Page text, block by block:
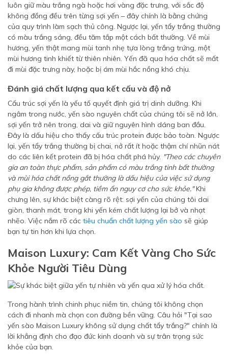
luôn giữ màu trắng ngà hoặc hơi vàng đặc trưng, với sắc độ
không đồng đều trên từng sợi yến – đây chính là bằng chứng
của quy trình làm sạch thủ công. Ngược lại, yến tẩy trắng thường
có màu trắng sáng, đều tăm tắp một cách bất thường. Về mùi
hương, yến thật mang mùi tanh nhẹ tựa lòng trắng trứng, một
mùi hương tinh khiết từ thiên nhiên. Yến đã qua hóa chất sẽ mất
đi mùi đặc trưng này, hoặc bị ám mùi hắc nồng khó chịu.
Đánh giá chất lượng qua kết cấu và độ nở
Cấu trúc sợi yến là yếu tố quyết định giá trị dinh dưỡng. Khi
ngâm trong nước, yến sào nguyên chất của chúng tôi sẽ nở lớn,
sợi yến trở nên trong, dai và giữ nguyên hình dáng ban đầu.
Đây là dấu hiệu cho thấy cấu trúc protein được bảo toàn. Ngược
lại, yến tẩy trắng thường bị chai, nở rất ít hoặc thậm chí nhũn nát
do các liên kết protein đã bị hóa chất phá hủy. "Theo các chuyên
gia an toàn thực phẩm, sản phẩm có màu trắng tinh bất thường
và mùi hóa chất nồng gắt thường là dấu hiệu của việc sử dụng
phụ gia không được phép, tiềm ẩn nguy cơ cho sức khỏe."Khi
chưng lên, sự khác biệt càng rõ rệt: sợi yến của chúng tôi dai
giòn, thanh mát, trong khi yến kém chất lượng lại bở và nhạt
nhẽo. Việc nắm rõ các tiêu chuẩn chất lượng yến sào sẽ giúp
bạn tự tin hơn khi lựa chọn.
Maison Luxury: Cam Kết Vàng Cho Sức
Khỏe Người Tiêu Dùng
Trong hành trình chinh phục niềm tin, chúng tôi không chọn
cách đi nhanh mà chọn con đường bền vững. Câu hỏi "Tại sao
yến sào Maison Luxury không sử dụng chất tẩy trắng?" chính là
lời khẳng định cho đạo đức kinh doanh và sự trân trọng sức
khỏe của bạn.